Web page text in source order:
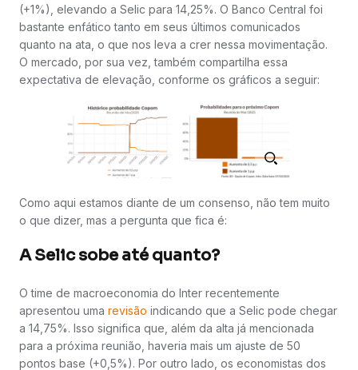
(+1%), elevando a Selic para 14,25%. O Banco Central foi
bastante enfático tanto em seus últimos comunicados
quanto na ata, o que nos leva a crer nessa movimentação.
O mercado, por sua vez, também compartilha essa
expectativa de elevação, conforme os gráficos a seguir:
Como aqui estamos diante de um consenso, não tem muito
o que dizer, mas a pergunta que fica é:
A Selic sobe até quanto?
O time de macroeconomia do Inter recentemente
apresentou uma revisão indicando que a Selic pode chegar
a 14,75%. Isso significa que, além da alta já mencionada
para a próxima reunião, haveria mais um ajuste de 50
pontos base (+0,5%). Por outro lado, os economistas dos